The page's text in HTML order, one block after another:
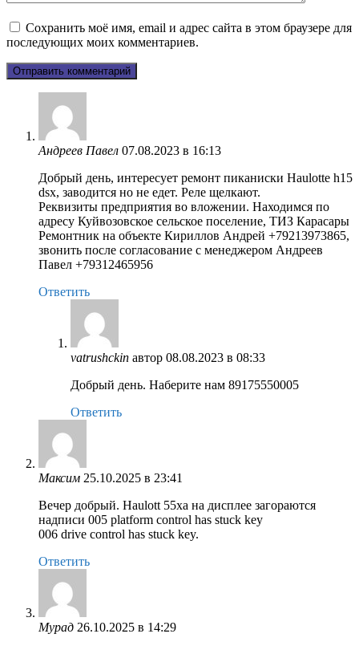
Сохранить моё имя, email и адрес сайта в этом браузере для
последующих моих комментариев.
Андреев Павел 07.08.2023 в 16:13
Добрый день, интересует ремонт пиканиски Haulotte h15
dsx, заводится но не едет. Реле щелкают.
Реквизиты предприятия во вложении. Находимся по
адресу Куйвозовское сельское поселение, ТИЗ Карасары
Ремонтник на объекте Кириллов Андрей +79213973865,
звонить после согласование с менеджером Андреев
Павел +79312465956
Ответить
vatrushckin автор 08.08.2023 в 08:33
Добрый день. Наберите нам 89175550005
Ответить
Максим 25.10.2025 в 23:41
Вечер добрый. Haulott 55xa на дисплее загораются
надписи 005 platform control has stuck key
006 drive control has stuck key.
Ответить
Мурад 26.10.2025 в 14:29